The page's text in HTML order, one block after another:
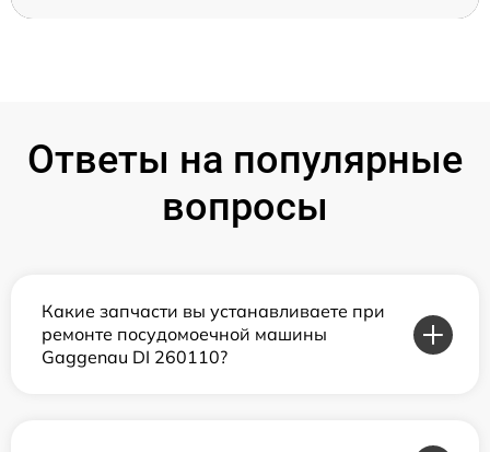
Ответы на популярные
вопросы
Какие запчасти вы устанавливаете при
ремонте посудомоечной машины
Gaggenau DI 260110?